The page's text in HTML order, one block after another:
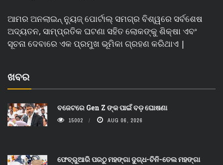
ଆମର ଅନଲାଇନ୍ ନ୍ୟୁଜ୍ ପୋର୍ଟାଲ୍ ସମଗ୍ର ବିଶ୍ୱରେ ସର୍ବଶେଷ
ଅଦ୍ୟତନ, ସାମ୍ପ୍ରତିକ ଘଟଣା ସହିତ ଲୋକଙ୍କୁ ଶିକ୍ଷା ଏବଂ
ସୂଚନା ଦେବାରେ ଏକ ପ୍ରମୁଖ ଭୂମିକା ଗ୍ରହଣ କରିଥାଏ |
ଖବର
ବଜେଟରେ Gen Z ଙ୍କ ପାଇଁ ବଡ଼ ଘୋଷଣା
15002 AUG 06, 2026
ଫେବ୍ରୁଆରି ପରଠୁ ମହଙ୍ଗା ଦୁଗ୍ଧ-ଚିନି-ତେଲ ମହଙ୍ଗା